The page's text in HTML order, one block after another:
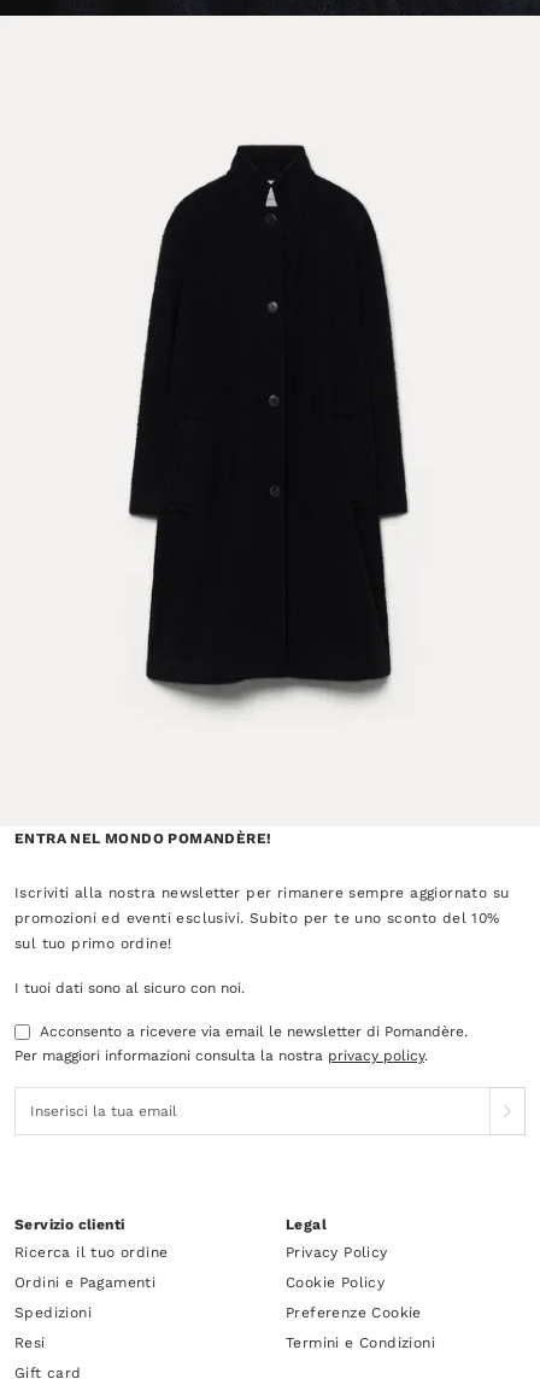
ENTRA NEL MONDO POMANDÈRE!
Iscriviti alla nostra newsletter per rimanere sempre aggiornato su
promozioni ed eventi esclusivi. Subito per te uno sconto del 10%
sul tuo primo ordine!
I tuoi dati sono al sicuro con noi.
Acconsento a ricevere via email le newsletter di Pomandère.
Per maggiori informazioni consulta la nostra privacy policy.
Servizio clienti
Ricerca il tuo ordine
Ordini e Pagamenti
Spedizioni
Resi
Gift card
Legal
Privacy Policy
Cookie Policy
Preferenze Cookie
Termini e Condizioni